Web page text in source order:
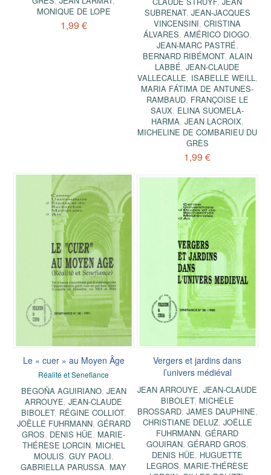
MONIQUE DE LOPE
1,99 €
SUBRENAT, JEAN-JACQUES
VINCENSINI,CRISTINA
ÁLVARES, AMÉRICO DIOGO,
JEAN-MARC PASTRÉ,
BERNARD RIBÉMONT, ALAIN
LABBÉ,JEAN-CLAUDE
VALLECALLE, ISABELLE WEILL,
MARIA FÁTIMA DE ANTUNES-
RAMBAUD, FRANÇOISE LE
SAUX, ELINA SUOMELA-
HARMA, JEAN LACROIX,
MICHELINE DE COMBARIEU DU
GRÈS
1,99 €
Le « cuer » au Moyen Âge
Réalité et Senefiance
BEGOÑA AGUIRIANO, JEAN
ARROUYE,JEAN-CLAUDE
BIBOLET, RÉGINE COLLIOT,
JOËLLE FUHRMANN, GÉRARD
GROS, DENIS HÜE, MARIE-
THÉRÈSE LORCIN, MICHEL
MOULIS, GUY PAOLI,
GABRIELLA PARUSSA, MAY
Vergers et jardins dans
l’univers médiéval
JEAN ARROUYE,JEAN-CLAUDE
BIBOLET, MICHÈLE
BROSSARD, JAMES DAUPHINE,
CHRISTIANE DELUZ, JOËLLE
FUHRMANN,GÉRARD
GOUIRAN, GÉRARD GROS,
DENIS HÜE, HUGUETTE
LEGROS, MARIE-THÉRÈSE